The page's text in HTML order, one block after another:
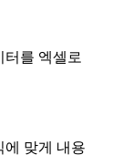
터를 엑셀로
에 맞게 내용